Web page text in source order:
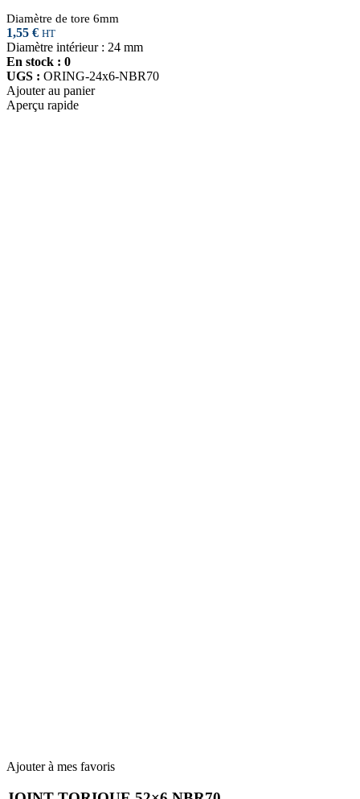
Diamètre de tore 6mm
1,55 € HT
Diamètre intérieur : 24 mm
En stock : 0
UGS : ORING-24x6-NBR70
Ajouter au panier
Aperçu rapide
Ajouter à mes favoris